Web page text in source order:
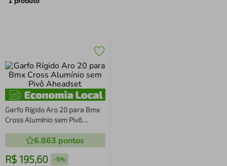
Garfo Rígido Aro 20 para Bmx
Cross Alumínio sem Pivô
6.863 pontos
R$ 195,60 -5%